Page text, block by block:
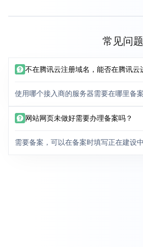
常见问题
不在腾讯云注册域名，能否在腾讯云
使用哪个接入商的服务器需要在哪里备
网站网页未做好需要办理备案吗？
需要备案，可以在备案时填写正在建设中